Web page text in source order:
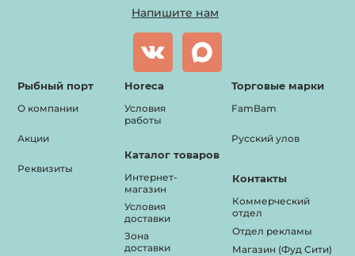
Напишите нам
Рыбный порт
О компании
Акции
Реквизиты
Horeca
Условия
работы
Каталог товаров
Интернет-
магазин
Условия
доставки
Зона
доставки
Торговые марки
FamBam
Русский улов
Контакты
Коммерческий
отдел
Отдел рекламы
Магазин (Фуд Сити)